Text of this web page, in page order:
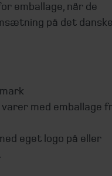
emballage, når de
på det danske
med emballage
eget logo på eller